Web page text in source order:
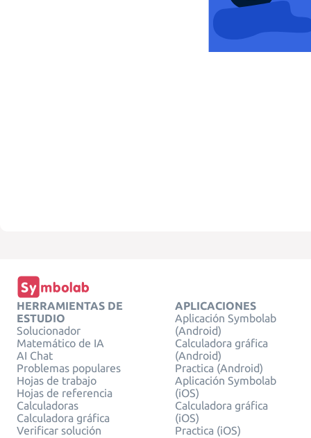
HERRAMIENTAS DE
ESTUDIO
Solucionador
Matemático de IA
AI Chat
Problemas populares
Hojas de trabajo
Hojas de referencia
Calculadoras
Calculadora gráfica
Verificar solución
APLICACIONES
Aplicación Symbolab
(Android)
Calculadora gráfica
(Android)
Practica (Android)
Aplicación Symbolab
(iOS)
Calculadora gráfica
(iOS)
Practica (iOS)